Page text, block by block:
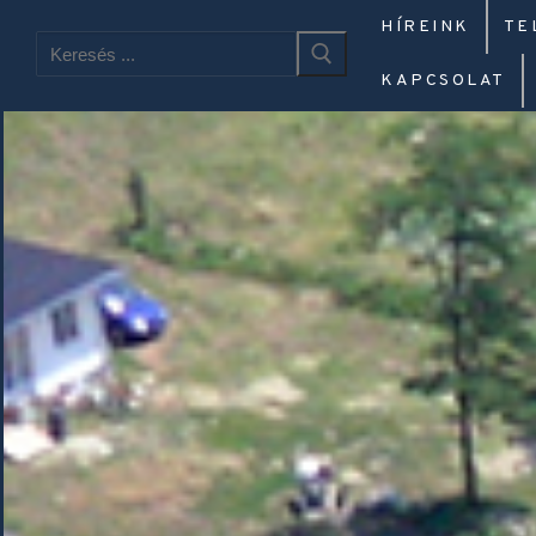
HÍREINK
KAPCSOLAT